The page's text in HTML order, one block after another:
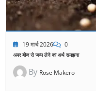
19 मार्च 2026 0
अमर बीज से जन्म लेने का अर्थ समझना
By Rose Makero